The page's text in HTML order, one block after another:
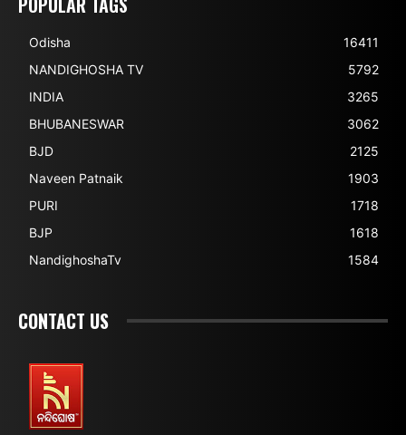
Odisha
16411
NANDIGHOSHA TV
5792
INDIA
3265
BHUBANESWAR
3062
BJD
2125
Naveen Patnaik
1903
PURI
1718
BJP
1618
NandighoshaTv
1584
CONTACT US